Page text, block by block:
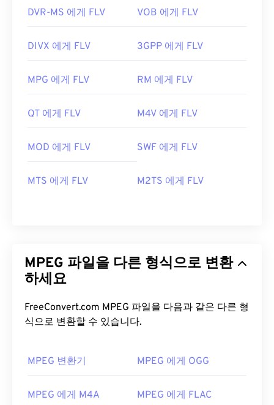
00 00 00
00 00 00
DVR-MS 에게 FLV VOB 에게 FLV
DIVX 에게 FLV 3GPP 에게 FLV
MPG 에게 FLV RM 에게 FLV
QT 에게 FLV M4V 에게 FLV
MOD 에게 FLV SWF 에게 FLV
MTS 에게 FLV M2TS 에게 FLV
MPEG 파일을 다른 형식으로 변환
하세요
FreeConvert.com MPEG 파일을 다음과 같은 다른 형
식으로 변환할 수 있습니다.
MPEG 변환기 MPEG 에게 OGG
MPEG 에게 M4A MPEG 에게 FLAC